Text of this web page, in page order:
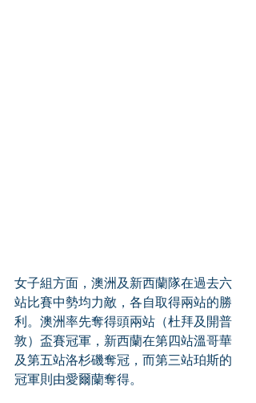
女子組方面，澳洲及新西蘭隊在過去六
站比賽中勢均力敵，各自取得兩站的勝
利。澳洲率先奪得頭兩站（杜拜及開普
敦）盃賽冠軍，新西蘭在第四站溫哥華
及第五站洛杉磯奪冠，而第三站珀斯的
冠軍則由愛爾蘭奪得。